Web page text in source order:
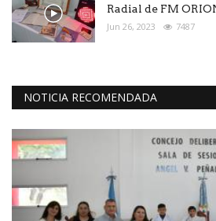
Radial de FM
Jun 26, 2023 7487
NOTICIA RECOMENDADA